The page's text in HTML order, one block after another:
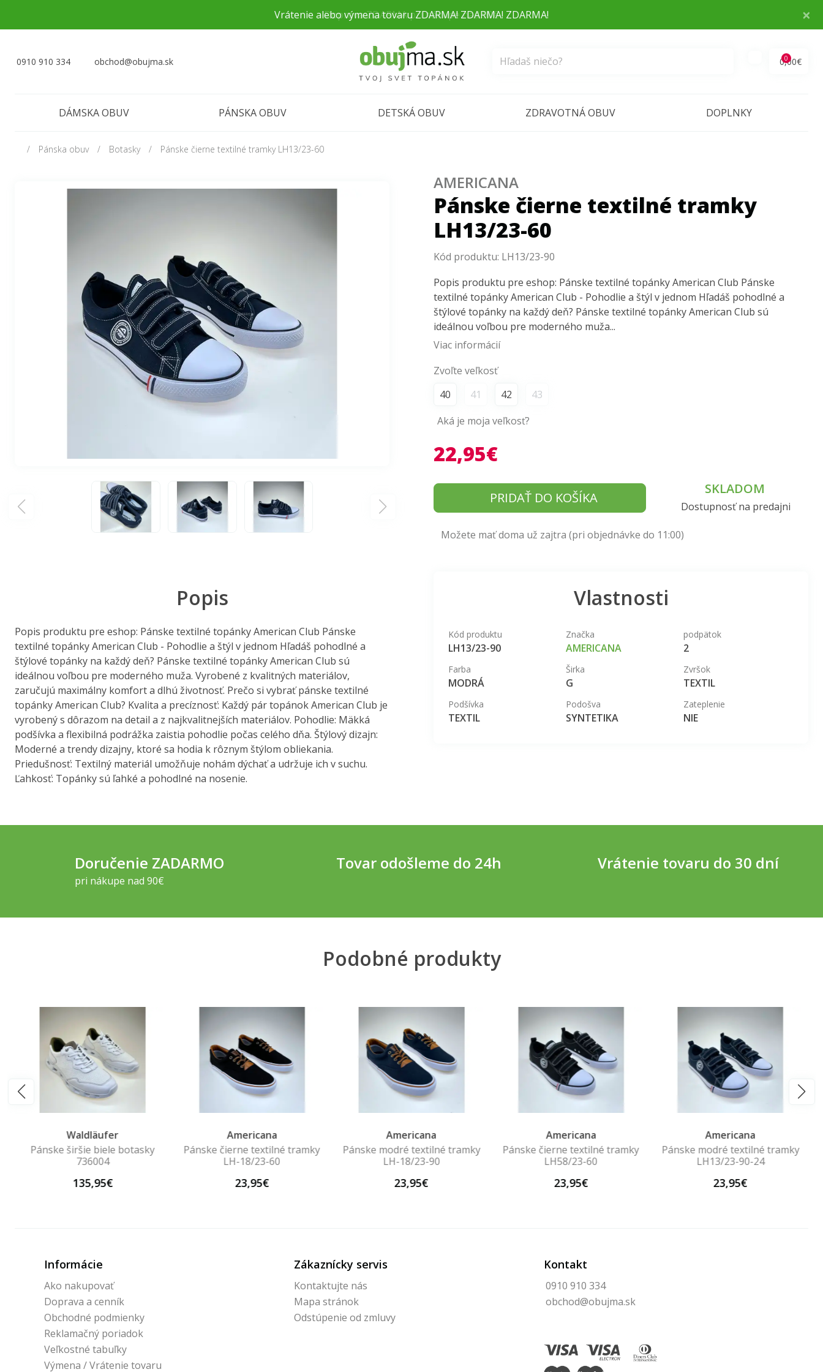
×
Doprava ZDARMA pri nákupe nad 90€
0910 910 334 obchod@obujma.sk 0
0,00€
DÁMSKA OBUV PÁNSKA OBUV DETSKÁ OBUV ZDRAVOTNÁ OBUV DOPLNKY
Pánska obuv Botasky Pánske čierne textilné tramky LH13/23-60
Pánske čierne textilné tramky
LH13/23-60
AMERICANA
Kód produktu: LH13/23-90
Popis produktu pre eshop: Pánske textilné topánky American Club Pánske
textilné topánky American Club - Pohodlie a štýl v jednom Hľadáš pohodlné a
štýlové topánky na každý deň? Pánske textilné topánky American Club sú
ideálnou voľbou pre moderného muža...
Viac informácií
Zvoľte veľkosť
40
41 42
43
Aká je moja veľkosť?
22,95€
SKLADOM
Dostupnosť na predajni
PRIDAŤ DO KOŠÍKA
Možete mať doma už zajtra (pri objednávke do 11:00)
Popis
Popis produktu pre eshop: Pánske textilné topánky American Club Pánske
textilné topánky American Club - Pohodlie a štýl v jednom Hľadáš pohodlné a
štýlové topánky na každý deň? Pánske textilné topánky American Club sú
ideálnou voľbou pre moderného muža. Vyrobené z kvalitných materiálov,
zaručujú maximálny komfort a dlhú životnosť. Prečo si vybrať pánske textilné
topánky American Club? Kvalita a precíznosť: Každý pár topánok American Club je
vyrobený s dôrazom na detail a z najkvalitnejších materiálov. Pohodlie: Mäkká
podšívka a flexibilná podrážka zaistia pohodlie počas celého dňa. Štýlový dizajn:
Moderné a trendy dizajny, ktoré sa hodia k rôznym štýlom obliekania.
Priedušnosť: Textilný materiál umožňuje nohám dýchať a udržuje ich v suchu.
Ľahkosť: Topánky sú ľahké a pohodlné na nosenie.
Vlastnosti
Kód produktu
LH13/23-90
Značka
AMERICANA
podpätok
2
Farba
MODRÁ
Širka
G
Zvršok
TEXTIL
Podšívka
TEXTIL
Podošva
SYNTETIKA
Zateplenie
NIE
Doručenie ZADARMO
pri nákupe nad 90€
Tovar odošleme do 24h Vrátenie tovaru do 30 dní
Podobné produkty
Waldläufer
Pánske širšie biele botasky
736004
135,95€
Americana
Pánske čierne textilné tramky
LH-18/23-60
23,95€
Americana
Pánske modré textilné tramky
LH-18/23-90
23,95€
Americana
Pánske čierne textilné tramky
LH58/23-60
23,95€
Americana
Pánske modré textilné tramky
LH13/23-90-24
23,95€
Informácie
Ako nakupovať
Doprava a cenník
Obchodné podmienky
Reklamačný poriadok
Veľkostné tabuľky
Výmena / Vrátenie tovaru
Zákaznícky servis
Kontaktujte nás
Mapa stránok
Odstúpenie od zmluvy
Kontakt
0910 910 334
obchod@obujma.sk